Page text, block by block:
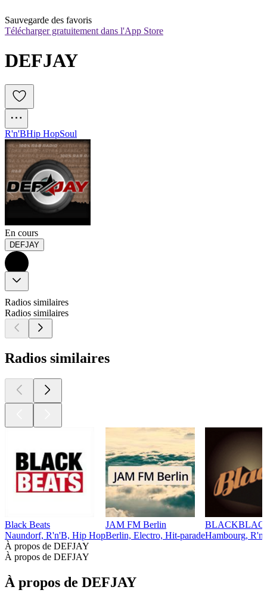
Sauvegarde des favoris
Télécharger gratuitement dans l'App Store
DEFJAY
R'n'BHip HopSoul
En cours
DEFJAY
Radios similaires
Radios similaires
Radios similaires
Black Beats
Naundorf, R'n'B, Hip Hop
JAM FM Berlin
Berlin, Electro, Hit-paradeHambourg,
À propos de DEFJAY
À propos de DEFJAY
À propos de DEFJAY